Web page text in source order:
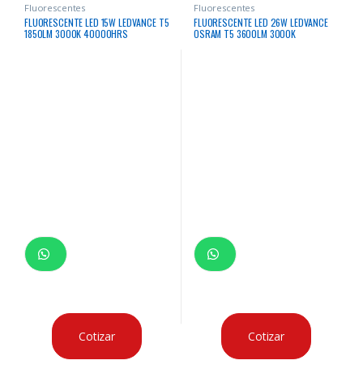
Fluorescentes
FLUORESCENTE LED 15W LEDVANCE T5
1850LM 3000K 40000HRS
Cotizar
Fluorescentes
FLUORESCENTE LED 26W LEDVANCE
OSRAM T5 3600LM 3000K
Cotizar